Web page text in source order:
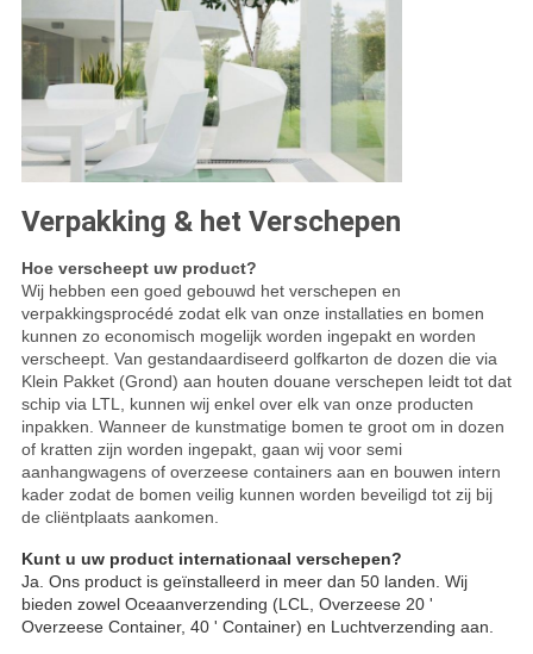
Verpakking & het Verschepen
Hoe verscheept uw product?
Wij hebben een goed gebouwd het verschepen en
verpakkingsprocédé zodat elk van onze installaties en bomen
kunnen zo economisch mogelijk worden ingepakt en worden
verscheept. Van gestandaardiseerd golfkarton de dozen die via
Klein Pakket (Grond) aan houten douane verschepen leidt tot dat
schip via LTL, kunnen wij enkel over elk van onze producten
inpakken. Wanneer de kunstmatige bomen te groot om in dozen
of kratten zijn worden ingepakt, gaan wij voor semi
aanhangwagens of overzeese containers aan en bouwen intern
kader zodat de bomen veilig kunnen worden beveiligd tot zij bij
de cliëntplaats aankomen.
Kunt u uw product internationaal verschepen?
Ja. Ons product is geïnstalleerd in meer dan 50 landen. Wij
bieden zowel Oceaanverzending (LCL, Overzeese 20 '
Overzeese Container, 40 ' Container) en Luchtverzending aan.